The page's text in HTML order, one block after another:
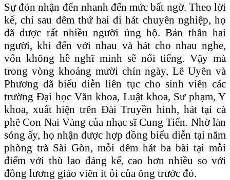
Sự đón nhận đến nhanh đến mức bất ngờ. Theo lời
kể, chỉ sau đêm thứ hai đi hát chuyên nghiệp, họ
đã được rất nhiều người ủng hộ. Bản thân hai
người, khi đến với nhau và hát cho nhau nghe,
vốn không hề nghĩ mình sẽ nổi tiếng. Vậy mà
trong vòng khoảng mười chín ngày, Lê Uyên và
Phương đã biểu diễn liên tục cho sinh viên các
trường Đại học Văn khoa, Luật khoa, Sư phạm, Y
khoa, xuất hiện trên Đài Truyền hình, hát tại cà
phê Con Nai Vàng của nhạc sĩ Cung Tiến. Nhờ làn
sóng ấy, họ nhận được hợp đồng biểu diễn tại năm
phòng trà Sài Gòn, mỗi đêm hát ba bài tại mỗi
điểm với thù lao đáng kể, cao hơn nhiều so với
đồng lương giáo viên ít ỏi của ông trước đó.